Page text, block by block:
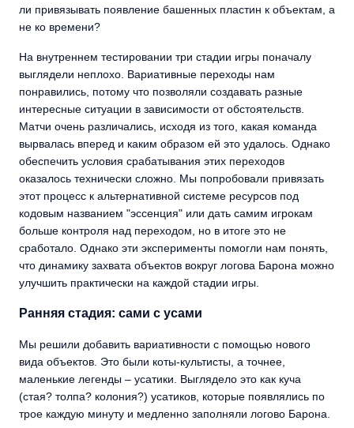
ли привязывать появление башенных пластин к объектам, а
не ко времени?
На внутреннем тестировании три стадии игры поначалу
выглядели неплохо. Вариативные переходы нам
понравились, потому что позволяли создавать разные
интересные ситуации в зависимости от обстоятельств.
Матчи очень различались, исходя из того, какая команда
вырвалась вперед и каким образом ей это удалось. Однако
обеспечить условия срабатывания этих переходов
оказалось технически сложно. Мы попробовали привязать
этот процесс к альтернативной системе ресурсов под
кодовым названием "эссенция" или дать самим игрокам
больше контроля над переходом, но в итоге это не
сработало. Однако эти эксперименты помогли нам понять,
что динамику захвата объектов вокруг логова Барона можно
улучшить практически на каждой стадии игры.
Ранняя стадия: сами с усами
Мы решили добавить вариативности с помощью нового
вида объектов. Это были коты-культисты, а точнее,
маленькие легенды – усатики. Выглядело это как куча
(стая? толпа? колония?) усатиков, которые появлялись по
трое каждую минуту и медленно заполняли логово Барона.